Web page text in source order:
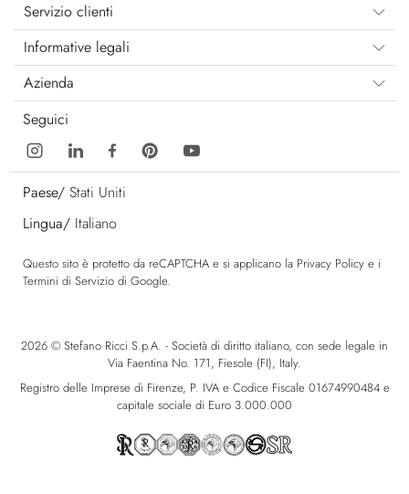
Servizio clienti
Informative legali
Azienda
Seguici
Paese/ Stati Uniti
Lingua/ Italiano
Questo sito è protetto da reCAPTCHA e si applicano la Privacy Policy e i
Termini di Servizio di Google.
2026 © Stefano Ricci S.p.A. - Società di diritto italiano, con sede legale in
Via Faentina No. 171, Fiesole (FI), Italy.
Registro delle Imprese di Firenze, P. IVA e Codice Fiscale 01674990484 e
capitale sociale di Euro 3.000.000